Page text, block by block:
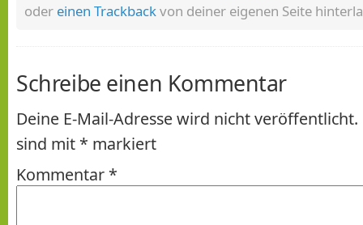
oder einen Trackbackvon deiner eigenen Seite
Schreibe einen Kommentar
Deine E-Mail-Adresse wird nicht veröffentlicht.
sind mit * markiert
Kommentar *